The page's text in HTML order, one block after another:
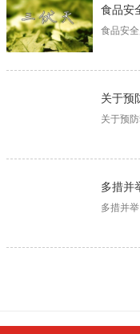
食品安
食品安
关于预
关于预
多措并